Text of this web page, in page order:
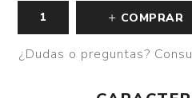
COMPRAR
¿Dudas o preguntas?